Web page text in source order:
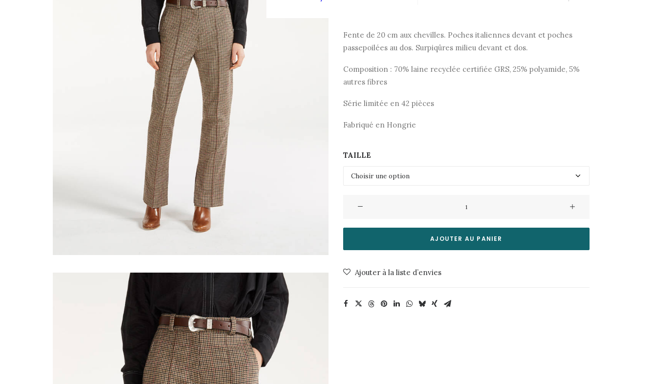
initial
était :
actuel
est :
Fente de 20 cm aux chevilles. Poches italiennes devant et poches
passepoilées au dos. Surpiqûres milieu devant et dos.
Composition : 70% laine recyclée certifiée GRS, 25% polyamide, 5%
autres fibres
Série limitée en 42 pièces
Fabriqué en Hongrie
TAILLE
Pantalon
Highland
Gauthier
AJOUTER AU PANIER
Ajouter à la liste d’envies